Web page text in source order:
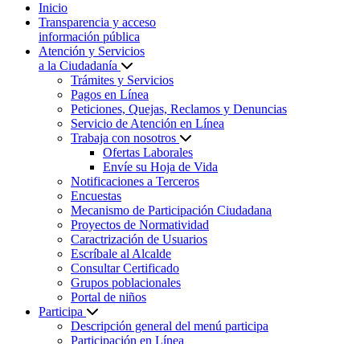
Inicio
Transparencia y acceso
información pública
Atención y Servicios
a la Ciudadanía
Trámites y Servicios
Pagos en Línea
Peticiones, Quejas, Reclamos y Denuncias
Servicio de Atención en Línea
Trabaja con nosotros
Ofertas Laborales
Envíe su Hoja de Vida
Notificaciones a Terceros
Encuestas
Mecanismo de Participación Ciudadana
Proyectos de Normatividad
Caractrización de Usuarios
Escríbale al Alcalde
Consultar Certificado
Grupos poblacionales
Portal de niños
Participa
Descripción general del menú participa
Participación en Línea